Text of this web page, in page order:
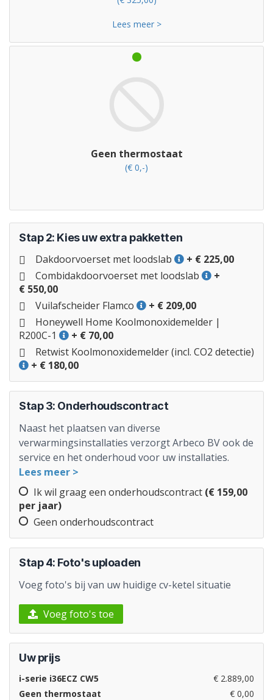
Lees meer >
Geen thermostaat
(€ 0,-)
Stap 2: Kies uw extra pakketten
Dakdoorvoerset met loodslab
+ € 225,00
Combidakdoorvoerset met loodslab
+
€ 550,00
Vuilafscheider Flamco
+ € 209,00
Honeywell Home Koolmonoxidemelder |
R200C-1
+ € 70,00
Retwist Koolmonoxidemelder (incl. CO2 detectie)
+ € 180,00
Stap 3: Onderhoudscontract
Naast het plaatsen van diverse
verwarmingsinstallaties verzorgt Arbeco BV ook de
service en het onderhoud voor uw installaties.
Lees meer >
Ik wil graag een onderhoudscontract (€ 159,00
per jaar)
Geen onderhoudscontract
Stap 4: Foto's uploaden
Voeg foto's bij van uw huidige cv-ketel situatie
Voeg foto's toe
Uw prijs
i-serie i36ECZ CW5
€ 2.889,00
Geen thermostaat
€ 0,00